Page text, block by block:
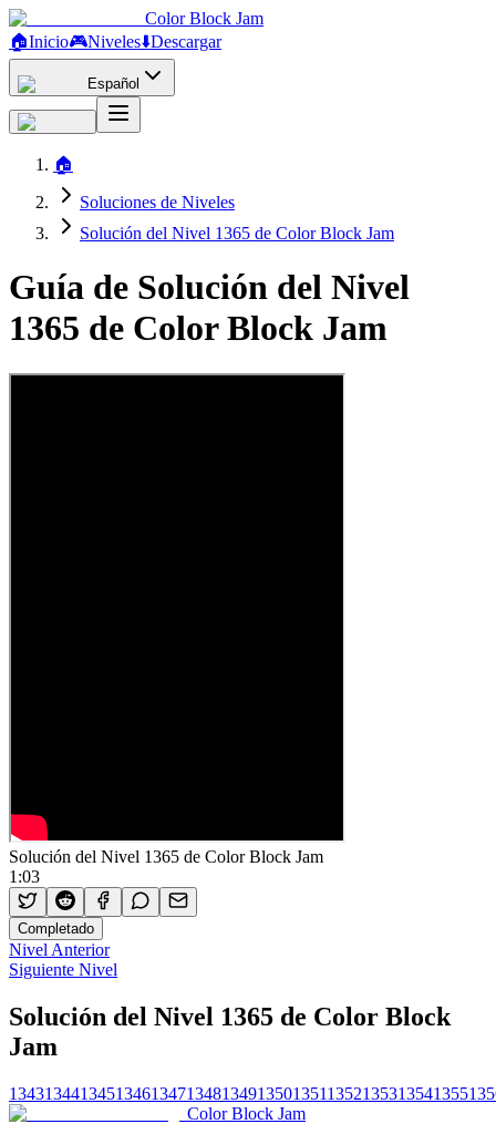
Color Block Jam
🏠Inicio🎮Niveles⬇️Descargar
Español
🏠
Soluciones de Niveles
Solución del Nivel 1365 de Color Block Jam
Guía de Solución del Nivel
1365 de Color Block Jam
Solución del Nivel 1365 de Color Block Jam
1:03
Completado
Nivel Anterior
Siguiente Nivel
Solución del Nivel 1365 de Color Block
Jam
1343134413451346134713481349135013511352135313541355
Color Block Jam